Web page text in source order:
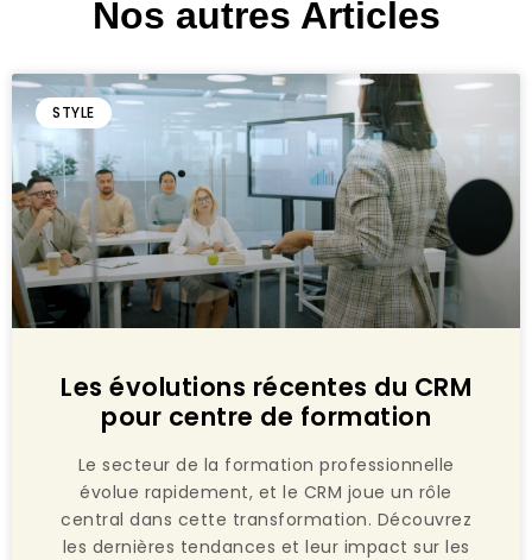
Nos autres Articles
STYLE
Les évolutions récentes du CRM
pour centre de formation
Le secteur de la formation professionnelle
évolue rapidement, et le CRM joue un rôle
central dans cette transformation. Découvrez
les dernières tendances et leur impact sur les